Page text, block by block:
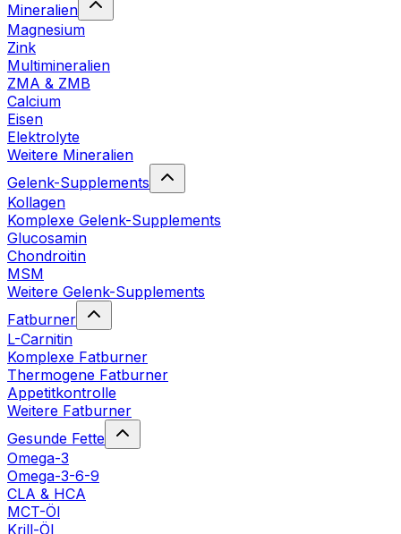
Mineralien
Magnesium
Zink
Multimineralien
ZMA & ZMB
Calcium
Eisen
Elektrolyte
Weitere Mineralien
Gelenk-Supplements
Kollagen
Komplexe Gelenk-Supplements
Glucosamin
Chondroitin
MSM
Weitere Gelenk-Supplements
Fatburner
L-Carnitin
Komplexe Fatburner
Thermogene Fatburner
Appetitkontrolle
Weitere Fatburner
Gesunde Fette
Omega-3
Omega-3-6-9
CLA & HCA
MCT-Öl
Krill-Öl